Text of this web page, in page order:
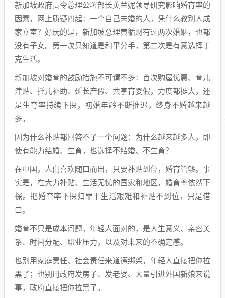
新加坡政府责令总理公署部长英兰妮领导研究影响婚育率的
因素，网上质疑四起：一个自己未婚的人，凭什么教别人成
家立室？好玩的是，新加坡总理黄循财有过两次婚姻，也都
没有子女。第一次只知道是和平分手，第二次是有意选择丁
克生活。
新加坡对婚育的鼓励措施不可谓不多：首次购屋优惠、育儿
津贴、托儿补助、延长产假、共享育婴假，力度都挺大，还
是生育率持续下探，初婚年龄不断推迟，终身不婚越来越
多。
因为什么补贴都回答不了一个问题：为什么越来越多人，即
使有能力结婚、生育，也选择不结婚、不生育？
在中国，人们喜欢随口而出，只要补贴到位，婚育管够。事
实是，在大力补贴、生活无忧的国家和地区，婚育率依然下
探。把婚育率下探归罪于生活艰难和补贴不到位，只是借
口。
婚育不只是成本问题，年轻人面对的，是人生意义、亲密关
系、时间分配、职业压力，以及对未来的不确定感。
也别用家庭责任、社会责任来道德绑架，年轻人直接把你拉
黑了；也别用政府发房子、发老婆、大量引进外国新娘来说
事，政府直接把你拉黑了。